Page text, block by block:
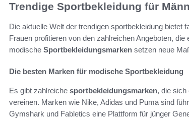
Trendige Sportbekleidung für
Die aktuelle Welt der trendigen sportbekleidung bietet
Frauen profitieren von den zahlreichen Angeboten,
modische Sportbekleidungsmarken setzen neue
Die besten Marken für modische Sportbekleidung
Es gibt zahlreiche sportbekleidungsmarken, die sich
vereinen. Marken wie Nike, Adidas und Puma sind
Gymshark und Fabletics eine Plattform für jünger